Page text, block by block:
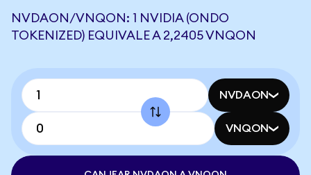
NVDAON/VNQON: 1 NVIDIA (ONDO
TOKENIZED) EQUIVALE A 2,2405 VNQON
NVDAON
VNQON